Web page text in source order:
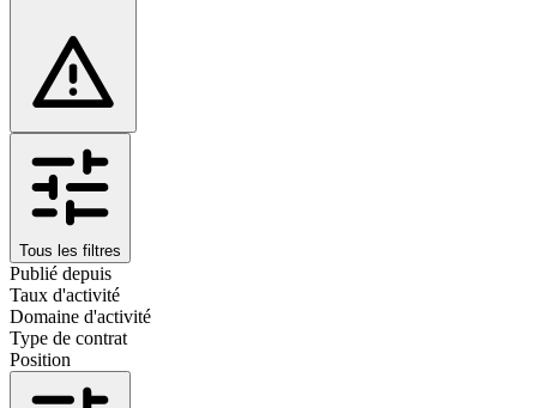
Tous les filtres
Publié depuis
Taux d'activité
Domaine d'activité
Type de contrat
Position